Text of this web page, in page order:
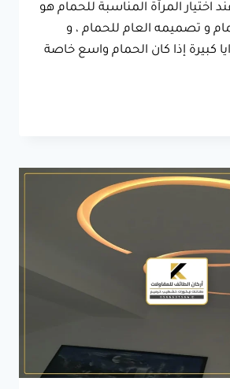
اختيار المرآة المناسبة للحمام هو
و تصميمه العام للحمام ، و
كبيرة إذا كان الحمام واسع خاصة